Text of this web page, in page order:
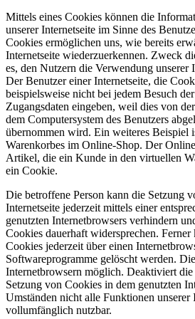
Mittels eines Cookies können die
unserer Internetseite im Sinne des
Cookies ermöglichen uns, wie bereits
Internetseite wiederzuerkennen. Zweck
es, den Nutzern die Verwendung unserer
Der Benutzer einer Internetseite, die
beispielsweise nicht bei jedem Besuch
Zugangsdaten eingeben, weil dies von
dem Computersystem des Benutzers
übernommen wird. Ein weiteres Beispiel
Warenkorbes im Online-Shop. Der
Artikel, die ein Kunde in den virtuellen
ein Cookie.
Die betroffene Person kann die Setzung
Internetseite jederzeit mittels einer
genutzten Internetbrowsers verhindern
Cookies dauerhaft widersprechen. Ferner
Cookies jederzeit über einen
Softwareprogramme gelöscht werden.
Internetbrowsern möglich. Deaktiviert die
Setzung von Cookies in dem genutzten
Umständen nicht alle Funktionen unserer
vollumfänglich nutzbar.